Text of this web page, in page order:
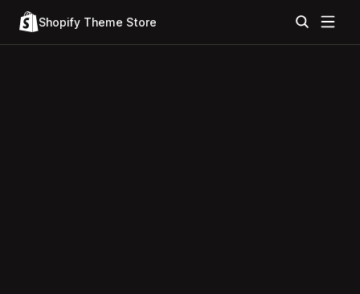
Shopify Theme Store